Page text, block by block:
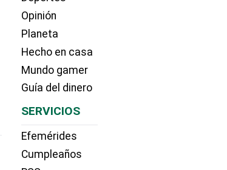
Opinión
Planeta
Hecho en casa
Mundo gamer
Guía del dinero
SERVICIOS
Efemérides
Cumpleaños